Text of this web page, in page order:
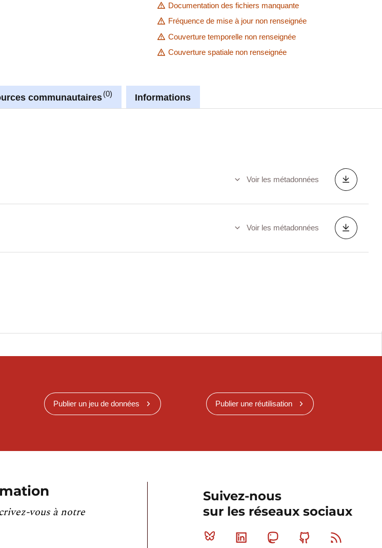
Documentation des fichiers manquante
Fréquence de mise à jour non renseignée
Couverture temporelle non renseignée
Couverture spatiale non renseignée
communautaires 0 Informations
Voir les métadonnées
Voir les métadonnées
Publier un jeu de données Publier une réutilisation
vous à notre
Suivez-nous
sur les réseaux sociaux
Bluesky Linkedin MastodonGithub